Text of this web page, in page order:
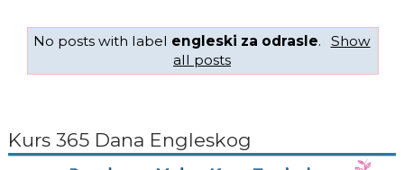
No posts with label engleski za odrasle.
Show
all posts
Kurs 365 Dana Engleskog